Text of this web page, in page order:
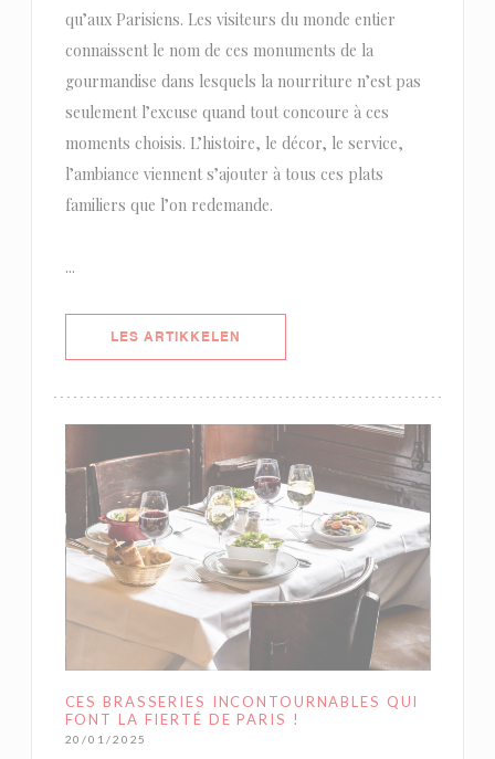
qu’aux Parisiens. Les visiteurs du monde entier
connaissent le nom de ces monuments de la
gourmandise dans lesquels la nourriture n’est pas
seulement l’excuse quand tout concoure à ces
moments choisis. L’histoire, le décor, le service,
l’ambiance viennent s’ajouter à tous ces plats
familiers que l’on redemande.
...
LES ARTIKKELEN
CES BRASSERIES INCONTOURNABLES QUI
FONT LA FIERTÉ DE PARIS !
20/01/2025